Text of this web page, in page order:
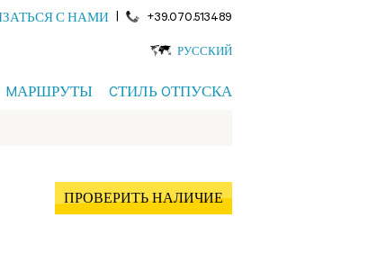
С НАМИ | +39.070.513489
РУССКИЙ
MАРШРУТЫ CТИЛЬ OТПУСКА
ПРОВЕРИТЬ НАЛИЧИЕ